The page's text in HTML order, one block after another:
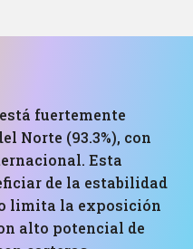
fuertemente
Norte (93.3%), con
Esta
de la estabilidad
limita la exposición
alto potencial de